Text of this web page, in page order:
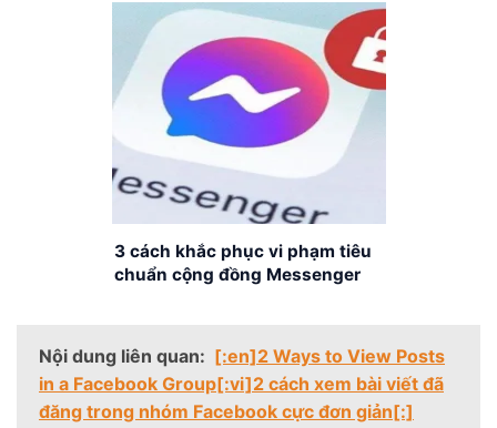
3 cách khắc phục vi phạm tiêu
chuẩn cộng đồng Messenger
Nội dung liên quan: [:en]2 Ways to View Posts
in a Facebook Group[:vi]2 cách xem bài viết đã
đăng trong nhóm Facebook cực đơn giản[:]